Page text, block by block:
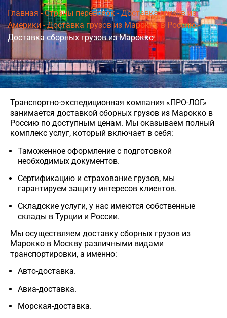
Главная -Страны перевозок-Доставка грузов из
Америки -Доставка грузов из Марокко в Россию-
Доставка сборных грузов из Марокко
Транспортно-экспедиционная компания «ПРО-ЛОГ»
занимается доставкой сборных грузов из Марокко в
Россию по доступным ценам. Мы оказываем полный
комплекс услуг, который включает в себя:
Таможенное оформление с подготовкой
необходимых документов.
Сертификацию и страхование грузов, мы
гарантируем защиту интересов клиентов.
Складские услуги, у нас имеются собственные
склады в Турции и России.
Мы осуществляем доставку сборных грузов из
Марокко в Москву различными видами
транспортировки, а именно:
Авто-доставка.
Авиа-доставка.
Морская-доставка.